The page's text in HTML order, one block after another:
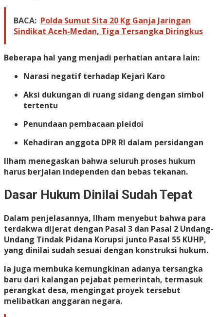
BACA: Polda Sumut Sita 20 Kg Ganja Jaringan
Sindikat Aceh-Medan, Tiga Tersangka Diringkus
Beberapa hal yang menjadi perhatian antara lain:
Narasi negatif terhadap Kejari Karo
Aksi dukungan di ruang sidang dengan simbol
tertentu
Penundaan pembacaan pleidoi
Kehadiran anggota DPR RI dalam persidangan
Ilham menegaskan bahwa seluruh proses hukum
harus berjalan independen dan bebas tekanan.
Dasar Hukum Dinilai Sudah Tepat
Dalam penjelasannya, Ilham menyebut bahwa para
terdakwa dijerat dengan Pasal 3 dan Pasal 2 Undang-
Undang Tindak Pidana Korupsi junto Pasal 55 KUHP,
yang dinilai sudah sesuai dengan konstruksi hukum.
Ia juga membuka kemungkinan adanya tersangka
baru dari kalangan pejabat pemerintah, termasuk
perangkat desa, mengingat proyek tersebut
melibatkan anggaran negara.